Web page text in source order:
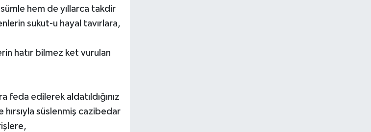
hem de yıllarca takdir
sukut-u hayal tavırlara,
hatır bilmez ket vurulan
edilerek aldatıldığınız
süslenmiş cazibedar